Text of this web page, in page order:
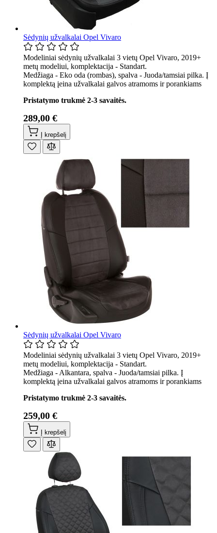
Sėdynių užvalkalai Opel Vivaro
Modeliniai sėdynių užvalkalai 3 vietų Opel Vivaro, 2019+
metų modeliui, komplektacija - Standart.
Medžiaga - Eko oda (rombas), spalva - Juoda/tamsiai pilka. Į
komplektą įeina užvalkalai galvos atramoms ir porankiams
Pristatymo trukmė 2-3 savaitės.
289,00 €
Į krepšelį
Sėdynių užvalkalai Opel Vivaro
Modeliniai sėdynių užvalkalai 3 vietų Opel Vivaro, 2019+
metų modeliui, komplektacija - Standart.
Medžiaga - Alkantara, spalva - Juoda/tamsiai pilka. Į
komplektą įeina užvalkalai galvos atramoms ir porankiams
Pristatymo trukmė 2-3 savaitės.
259,00 €
Į krepšelį